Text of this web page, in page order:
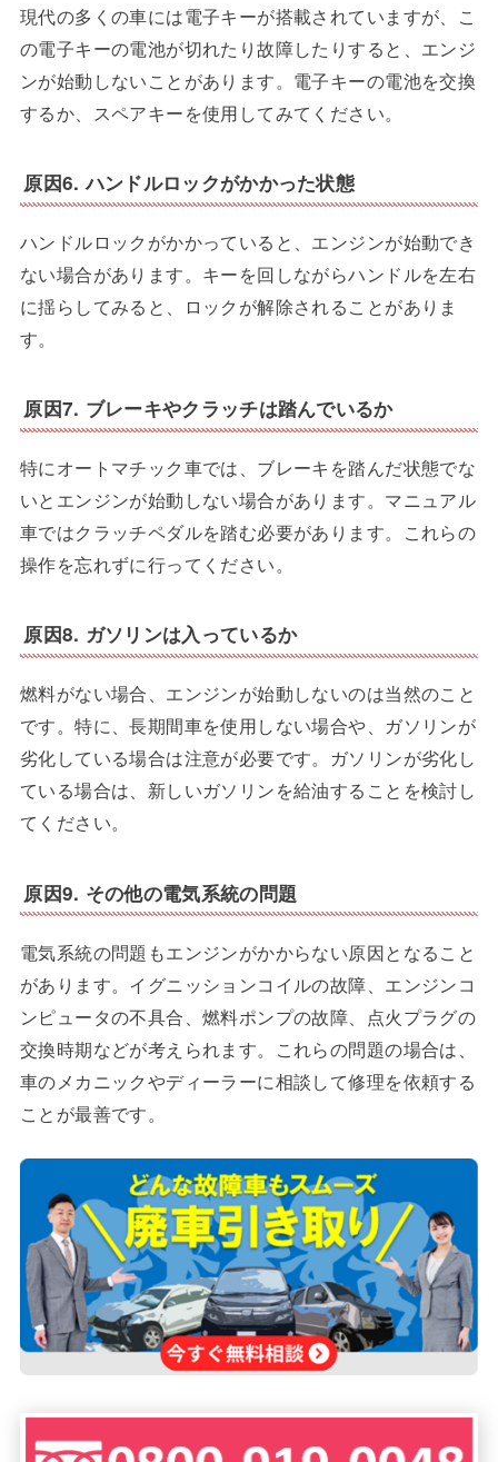
現代の多くの車には電子キーが搭載されていますが、こ
の電子キーの電池が切れたり故障したりすると、エンジ
ンが始動しないことがあります。電子キーの電池を交換
するか、スペアキーを使用してみてください。
原因6. ハンドルロックがかかった状態
ハンドルロックがかかっていると、エンジンが始動でき
ない場合があります。キーを回しながらハンドルを左右
に揺らしてみると、ロックが解除されることがありま
す。
原因7. ブレーキやクラッチは踏んでいるか
特にオートマチック車では、ブレーキを踏んだ状態でな
いとエンジンが始動しない場合があります。マニュアル
車ではクラッチペダルを踏む必要があります。これらの
操作を忘れずに行ってください。
原因8. ガソリンは入っているか
燃料がない場合、エンジンが始動しないのは当然のこと
です。特に、長期間車を使用しない場合や、ガソリンが
劣化している場合は注意が必要です。ガソリンが劣化し
ている場合は、新しいガソリンを給油することを検討し
てください。
原因9. その他の電気系統の問題
電気系統の問題もエンジンがかからない原因となること
があります。イグニッションコイルの故障、エンジンコ
ンピュータの不具合、燃料ポンプの故障、点火プラグの
交換時期などが考えられます。これらの問題の場合は、
車のメカニックやディーラーに相談して修理を依頼する
ことが最善です。